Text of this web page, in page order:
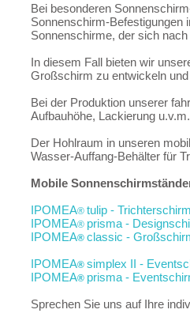
Bei besonderen
Sonnenschirm-Befestigungen
Sonnenschirme, der sich
In diesem Fall bieten wir
Großschirm zu entwickeln
Bei der Produktion unserer
Aufbauhöhe, Lackierung
Der Hohlraum in unseren
Wasser-Auffang-Behälter für
Mobile
IPOMEA® tulip - Trichterschirm
IPOMEA® prisma -
IPOMEA® classic -
IPOMEA® simplex II -
IPOMEA® prisma -
Sprechen Sie uns auf Ihre